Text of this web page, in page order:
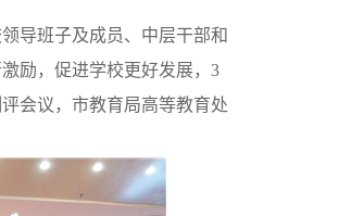
导班子及成员、中层干部和
励，促进学校更好发展， 3
会议，市教育局高等教育处